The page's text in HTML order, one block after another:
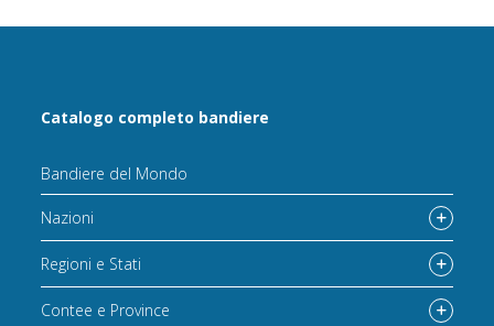
Catalogo completo bandiere
Bandiere del Mondo
Nazioni
Regioni e Stati
Contee e Province